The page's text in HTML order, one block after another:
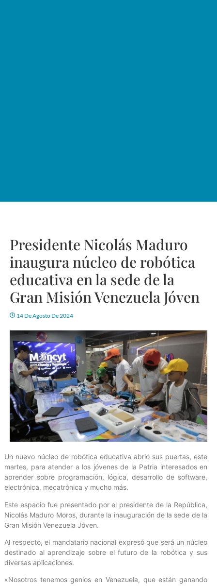
Presidente Nicolás Maduro
inaugura núcleo de robótica
educativa en la sede de la
Gran Misión Venezuela Jóven
14 De Agosto De 2024
Un nuevo núcleo de robótica educativa abrió sus puertas, este
martes, para atender a los jóvenes de la Patria interesados en
aprender sobre programación, lógica, desarrollo de software,
electrónica, mecatrónica y mucho más.
Este espacio fue presentado por el presidente de la República,
Nicolás Maduro Moros, durante la inauguración de la sede de la
Gran Misión Venezuela Jóven.
Al respecto, el mandatario nacional expresó que será un núcleo
destinado al aprendizaje sobre el futuro de la robótica y sus
diversas aplicaciones.
«Nosotros tenemos genios en Venezuela, que están ganando